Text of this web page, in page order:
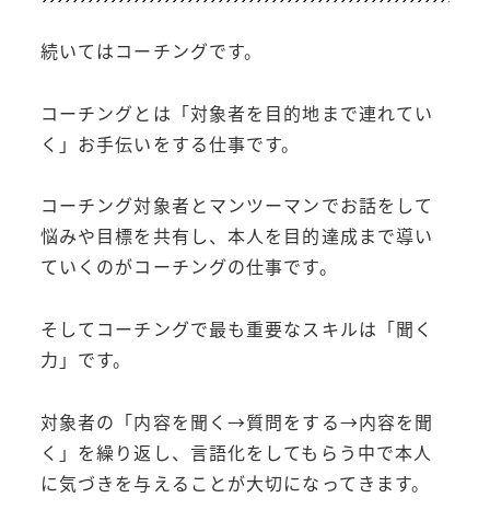
続いてはコーチングです。
コーチングとは「対象者を目的地まで連れてい
く」お手伝いをする仕事です。
コーチング対象者とマンツーマンでお話をして
悩みや目標を共有し、本人を目的達成まで導い
ていくのがコーチングの仕事です。
そしてコーチングで最も重要なスキルは「聞く
力」です。
対象者の「内容を聞く→質問をする→内容を聞
く」を繰り返し、言語化をしてもらう中で本人
に気づきを与えることが大切になってきます。